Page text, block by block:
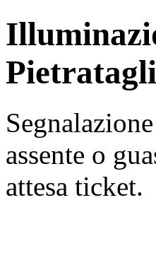
assente o
attesa ticket.